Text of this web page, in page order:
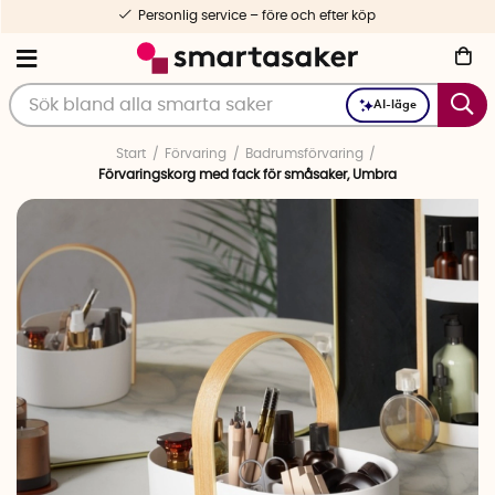
AI-läge
Personlig service – före och efter köp
Start Förvaring
Badrumsförvaring
Förvaringskorg med fack för småsaker, Umbra